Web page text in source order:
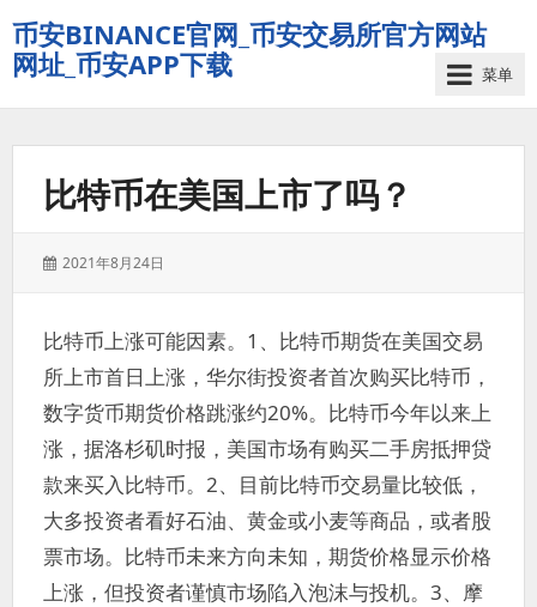
币安BINANCE官网_币安交易所官方网站
网址_币安APP下载
菜单
比特币在美国上市了吗？
发
2021年8月24日
比特币上涨可能因素。1、比特币期货在美国交易
所上市首日上涨，华尔街投资者首次购买比特币，
数字货币期货价格跳涨约20%。比特币今年以来上
涨，据洛杉矶时报，美国市场有购买二手房抵押贷
款来买入比特币。2、目前比特币交易量比较低，
大多投资者看好石油、黄金或小麦等商品，或者股
票市场。比特币未来方向未知，期货价格显示价格
上涨，但投资者谨慎市场陷入泡沫与投机。3、摩